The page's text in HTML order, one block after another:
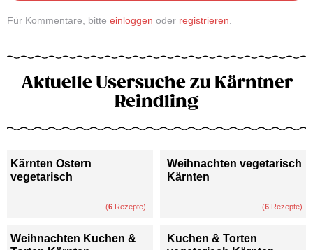
Für Kommentare, bitte einloggen oder registrieren
Aktuelle Usersuche zu Kärntner
Reindling
Kärnten Ostern
vegetarisch
(6 Rezepte)
Weihnachten vegetarisch
Kärnten
(6 Rezepte)
Weihnachten Kuchen &
Kuchen & Torten